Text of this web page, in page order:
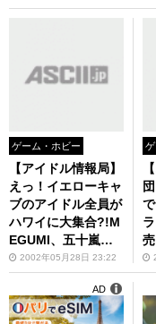
ゲーム・ホビー
【アイドル情報局】
えっ！イエローキャ
ブのアイドル全員が
ハワイに大集合?!M
EGUMI、五十嵐り
さも新ビデオ発売
2002年05月28日 23:22
売
AD